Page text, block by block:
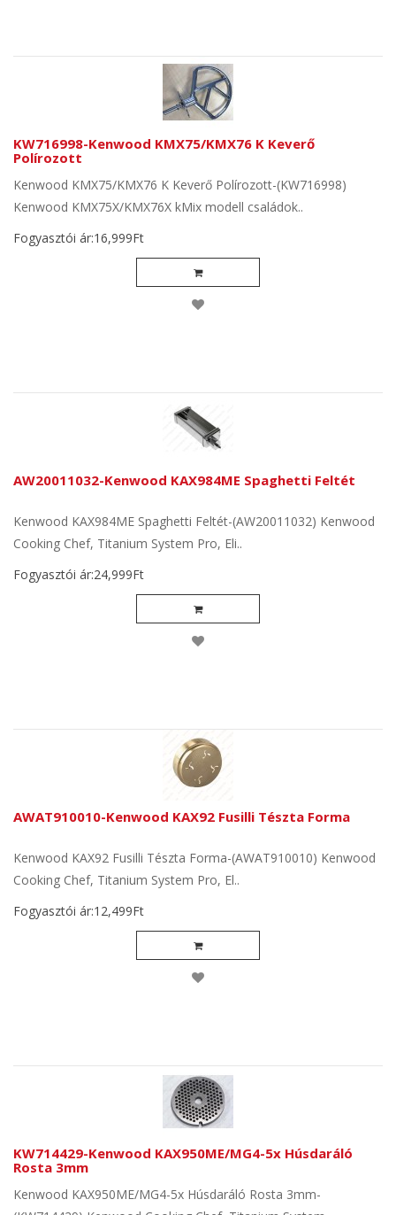
KW716998-Kenwood KMX75/KMX76 K Keverő
Polírozott
Kenwood KMX75/KMX76 K Keverő Polírozott-(KW716998)
Kenwood KMX75X/KMX76X kMix modell családok..
Fogyasztói ár:16,999Ft
AW20011032-Kenwood KAX984ME Spaghetti Feltét
Kenwood KAX984ME Spaghetti Feltét-(AW20011032) Kenwood
Cooking Chef, Titanium System Pro, Eli..
Fogyasztói ár:24,999Ft
AWAT910010-Kenwood KAX92 Fusilli Tészta Forma
Kenwood KAX92 Fusilli Tészta Forma-(AWAT910010) Kenwood
Cooking Chef, Titanium System Pro, El..
Fogyasztói ár:12,499Ft
KW714429-Kenwood KAX950ME/MG4-5x Húsdaráló
Rosta 3mm
Kenwood KAX950ME/MG4-5x Húsdaráló Rosta 3mm-